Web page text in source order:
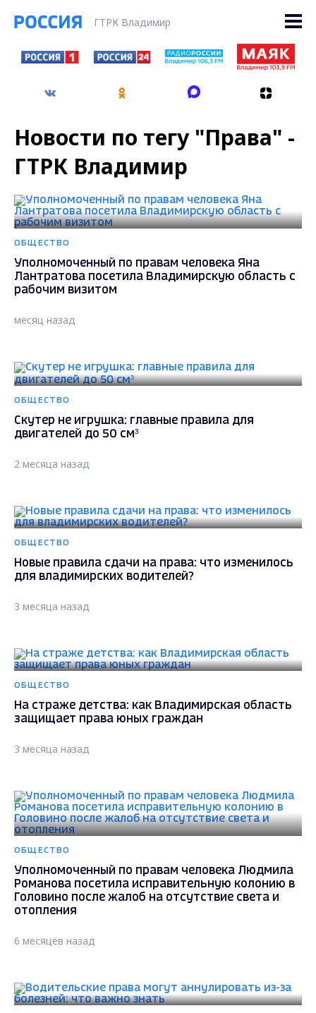
ГТРК Владимир
Новости по тегу "Права" -
ГТРК Владимир
ОБЩЕСТВО
Уполномоченный по правам человека Яна
Лантратова посетила Владимирскую область с
рабочим визитом
месяц назад
ОБЩЕСТВО
Скутер не игрушка: главные правила для
двигателей до 50 см³
2 месяца назад
ОБЩЕСТВО
Новые правила сдачи на права: что изменилось
для владимирских водителей?
3 месяца назад
ОБЩЕСТВО
На страже детства: как Владимирская область
защищает права юных граждан
3 месяца назад
ОБЩЕСТВО
Уполномоченный по правам человека Людмила
Романова посетила исправительную колонию в
Головино после жалоб на отсутствие света и
отопления
6 месяцев назад